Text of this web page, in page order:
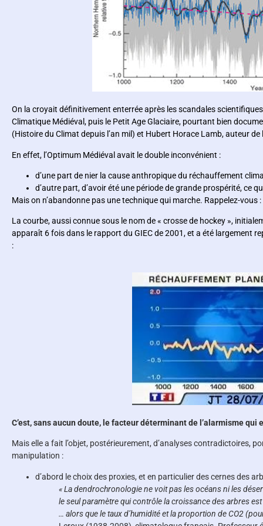
On la croyait définitivement enterrée après les scandales
Climatique Médiéval, puis le Petit Age Glaciaire, pourtant bien
(Histoire du Climat depuis l’an mil) et Hubert Horace Lamb, auteur
En effet, l’Optimum Médiéval avait le double inconvénient :
d’une part de nier la cause anthropique du réchauffement
d’autre part, d’avoir été une période de grande prospérité, ce
Mais on n’abandonne pas une technique qui marche. Rappelez-vous :
La courbe, aussi connue sous le nom de « crosse de hockey »,
apparaît 6 fois dans le rapport du GIEC de 2001, et a été largement
:
C’est, sans aucun doute, le facteur déterminant de l’alarmisme
Mais elle a fait l’objet, postérieurement, d’analyses contradictoires,
manipulation :
d’abord le choix des proxies, et en particulier des cernes des
« La dendrochronologie ne voit pas les océans ni les
le seul paramètre qui contrôle la croissance des arbres
… alors que le taux d’humidité et la proportion de CO2